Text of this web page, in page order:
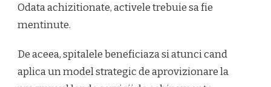
Odata achizitionate, activele trebuie sa fie
mentinute.
De aceea, spitalele beneficiaza si atunci cand
aplica un model strategic de aprovizionare la